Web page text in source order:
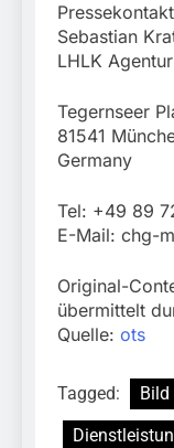
Sebastian
LHLK
Tegernseer
81541
Germany
Tel: +49 89
E-Mail: chg-
Original-
übermittelt
Quelle: ots
Tagged: Bild